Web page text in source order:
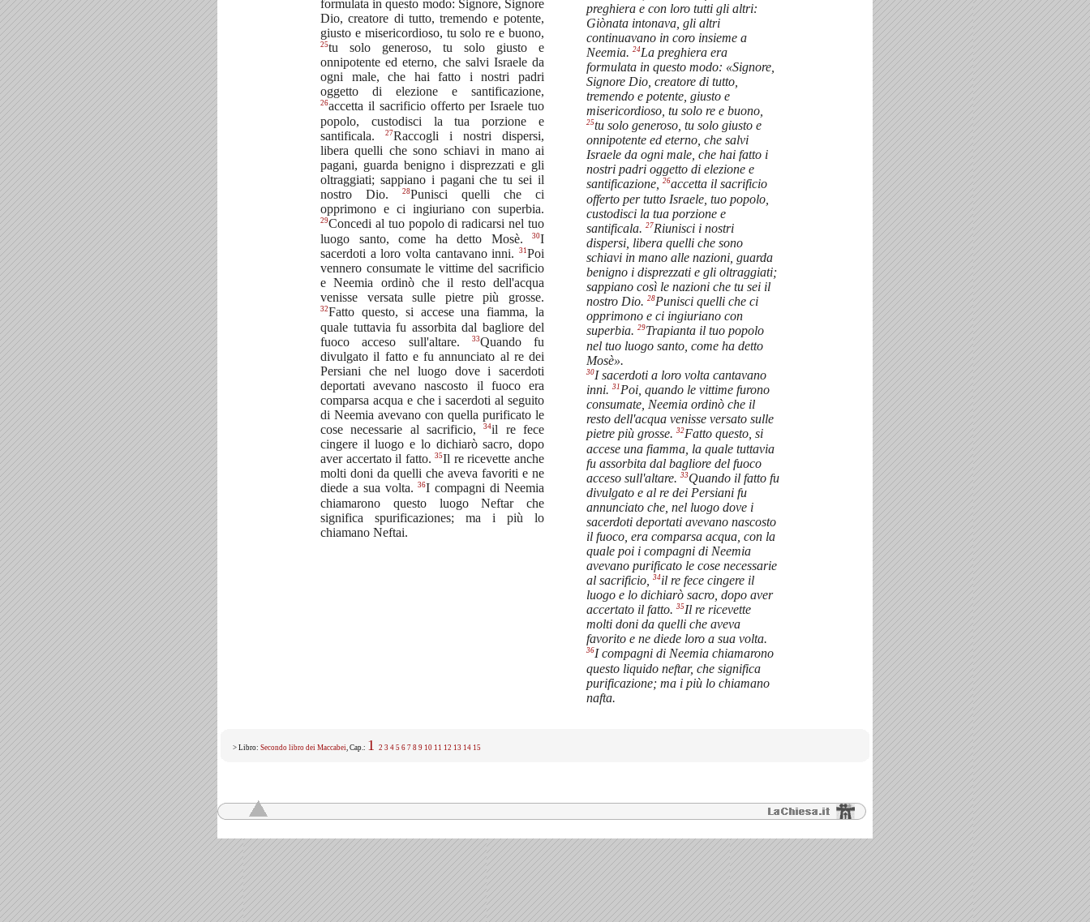
formulata in questo modo: Signore, Signore
Dio, creatore di tutto, tremendo e potente,
giusto e misericordioso, tu solo re e buono,
25tu solo generoso, tu solo giusto e
onnipotente ed eterno, che salvi Israele da
ogni male, che hai fatto i nostri padri
oggetto di elezione e santificazione,
26accetta il sacrificio offerto per Israele tuo
popolo, custodisci la tua porzione e
santificala.
27Raccogli i nostri dispersi,
libera quelli che sono schiavi in mano ai
pagani, guarda benigno i disprezzati e gli
oltraggiati; sappiano i pagani che tu sei il
nostro Dio.
28Punisci quelli che ci
opprimono e ci ingiuriano con superbia.
29Concedi al tuo popolo di radicarsi nel tuo
luogo santo, come ha detto Mosè.
30I
sacerdoti a loro volta cantavano inni.
31 Poi
vennero consumate le vittime del sacrificio
e Neemia ordinò che il resto dell'acqua
venisse versata sulle pietre più grosse.
32Fatto questo, si accese una fiamma, la
quale tuttavia fu assorbita dal bagliore del
fuoco acceso sull'altare.
33Quando fu
divulgato il fatto e fu annunciato al re dei
Persiani che nel luogo dove i sacerdoti
deportati avevano nascosto il fuoco era
comparsa acqua e che i sacerdoti al seguito
di Neemia avevano con quella purificato le
cose necessarie al sacrificio,34il re fece
cingere il luogo e lo dichiarò sacro, dopo
aver accertato il fatto.35Il re ricevette anche
molti doni da quelli che aveva favoriti e ne
diede a sua volta.36I compagni di Neemia
chiamarono questo luogo Neftar che
significa spurificaziones; ma i più lo
chiamano Neftai.
preghiera e con loro tutti gli altri:
Giònata intonava, gli altri
continuavano in coro insieme a
Neemia. 24La preghiera era
formulata in questo modo: «Signore,
Signore Dio, creatore di tutto,
tremendo e potente, giusto e
misericordioso, tu solo re e buono,
25tu solo generoso, tu solo giusto e
onnipotente ed eterno, che salvi
Israele da ogni male, che hai fatto i
nostri padri oggetto di elezione e
santificazione, 26accetta il sacrificio
offerto per tutto Israele, tuo popolo,
custodisci la tua porzione e
santificala. 27Riunisci i nostri
dispersi, libera quelli che sono
schiavi in mano alle nazioni, guarda
benigno i disprezzati e gli oltraggiati;
sappiano così le nazioni che tu sei il
nostro Dio. 28Punisci quelli che ci
opprimono e ci ingiuriano con
superbia. 29Trapianta il tuo popolo
nel tuo luogo santo, come ha detto
Mosè».
30I sacerdoti a loro volta cantavano
inni. 31 Poi, quando le vittime furono
consumate, Neemia ordinò che il
resto dell'acqua venisse versato sulle
pietre più grosse. 32Fatto questo, si
accese una fiamma, la quale tuttavia
fu assorbita dal bagliore del fuoco
acceso sull'altare. 33Quando il fatto fu
divulgato e al re dei Persiani fu
annunciato che, nel luogo dove i
sacerdoti deportati avevano nascosto
il fuoco, era comparsa acqua, con la
quale poi i compagni di Neemia
avevano purificato le cose necessarie
al sacrificio,
34il re fece cingere il
luogo e lo dichiarò sacro, dopo aver
accertato il fatto. 35Il re ricevette
molti doni da quelli che aveva
favorito e ne diede loro a sua volta.
36I compagni di Neemia chiamarono
questo liquido neftar, che significa
purificazione; ma i più lo chiamano
nafta.
> Libro: Secondo libro dei Maccabei, Cap.: 1 2 3 4 5 6 7 8 9 10 11 12 13 14 15